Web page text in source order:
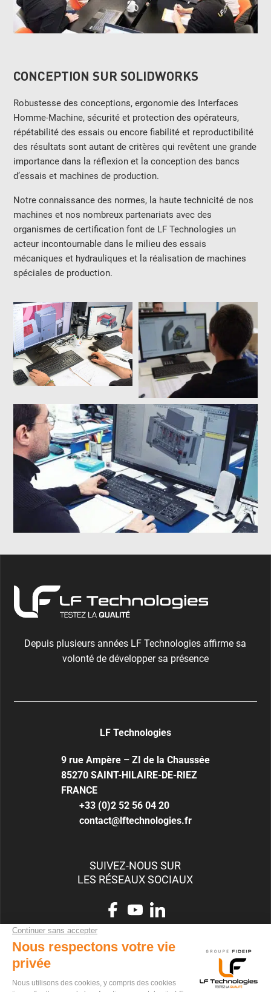
CONCEPTION SUR SOLIDWORKS
Robustesse des conceptions, ergonomie des Interfaces
Homme-Machine, sécurité et protection des opérateurs,
répétabilité des essais ou encore fiabilité et reproductibilité
des résultats sont autant de critères qui revêtent une grande
importance dans la réflexion et la conception des bancs
d’essais et machines de production.
Notre connaissance des normes, la haute technicité de nos
machines et nos nombreux partenariats avec des
organismes de certification font de LF Technologies un
acteur incontournable dans le milieu des essais
mécaniques et hydrauliques et la réalisation de machines
spéciales de production.
Depuis plusieurs années LF Technologies affirme sa
volonté de développer sa présence
LF Technologies
9 rue Ampère – ZI de la Chaussée
85270 SAINT-HILAIRE-DE-RIEZ
FRANCE
+33 (0)2 52 56 04 20
contact@lftechnologies.fr
SUIVEZ-NOUS SUR
LES RÉSEAUX SOCIAUX
RECRUTEMENT